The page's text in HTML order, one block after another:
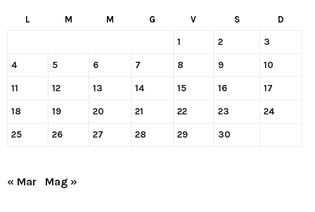
L M M G V S D
1 2 3
4 5 6 7 8 9 10
11 12 13 14 15 16 17
18 19 20 21 22 23 24
25 26 27 28 29 30
« Mar Mag »